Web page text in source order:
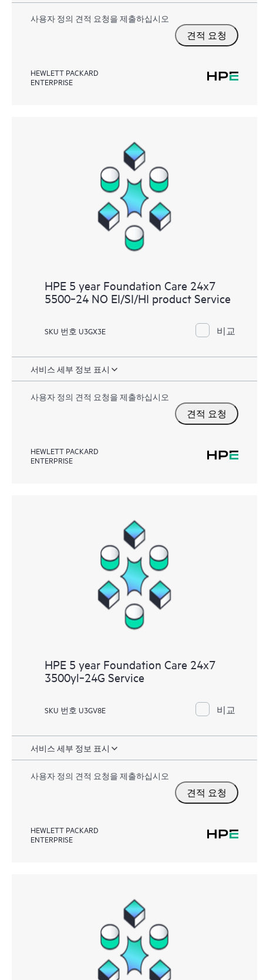
사용자 정의 견적 요청을 제출하십시오
견적 요청
HEWLETT PACKARD
ENTERPRISE
HPE 5 year Foundation Care 24x7
5500‑24 NO EI/SI/HI product Service
SKU 번호 U3GX3E 비교
서비스 세부 정보 표시
사용자 정의 견적 요청을 제출하십시오
견적 요청
HEWLETT PACKARD
ENTERPRISE
HPE 5 year Foundation Care 24x7
3500yl‑24G Service
SKU 번호 U3GV8E 비교
서비스 세부 정보 표시
사용자 정의 견적 요청을 제출하십시오
견적 요청
HEWLETT PACKARD
ENTERPRISE